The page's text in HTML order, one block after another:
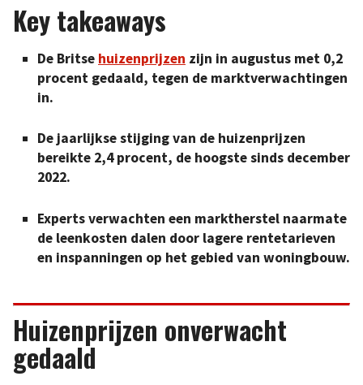
Key takeaways
De Britse huizenprijzen zijn in augustus met 0,2
procent gedaald, tegen de marktverwachtingen
in.
De jaarlijkse stijging van de huizenprijzen
bereikte 2,4 procent, de hoogste sinds december
2022.
Experts verwachten een marktherstel naarmate
de leenkosten dalen door lagere rentetarieven
en inspanningen op het gebied van woningbouw.
Huizenprijzen onverwacht
gedaald